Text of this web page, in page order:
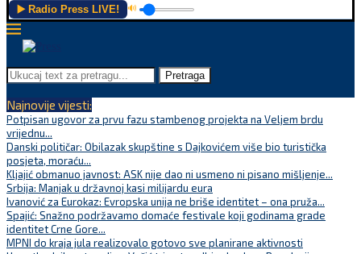
▶️ Radio Press LIVE! 🔊
Pretraga
Najnovije vijesti:
Potpisan ugovor za prvu fazu stambenog projekta na Veljem brdu
vrijednu...
Danski političar: Obilazak skupštine s Dajkovićem više bio turistička
posjeta, moraću...
Kljajić obmanuo javnost: ASK nije dao ni usmeno ni pisano mišljenje...
Srbija: Manjak u državnoj kasi milijardu eura
Ivanović za Eurokaz: Evropska unija ne briše identitet – ona pruža...
Spajić: Snažno podržavamo domaće festivale koji godinama grade
identitet Crne Gore...
MPNI do kraja jula realizovalo gotovo sve planirane aktivnosti